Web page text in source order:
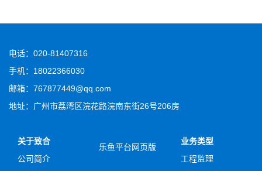
电话：020-81407316
手机：18022366030
邮箱：767877449@qq.com
地址：广州市荔湾区浣花路浣南东街26号206房
关于致合
公司简介
乐鱼平台网页版
业务类型
工程监理